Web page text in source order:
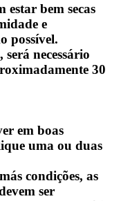
estar bem secas
e
possível.
necessário
30
em boas
uma ou duas
condições, as
ser